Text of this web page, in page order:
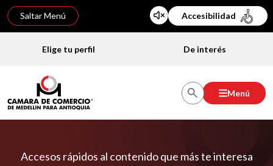
Saltar Menú Accesibilidad
Elige tu perfil De interés
Menú
Accesos rápidos al contenido que más te interesa